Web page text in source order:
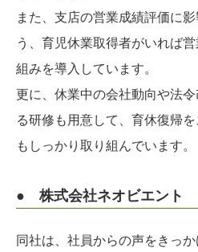
また、支店の営業成績評価に
う、育児休業取得者がいれば
組みを導入しています。
更に、休業中の会社動向や法
る研修も用意して、育休復帰
もしっかり取り組んでいます。
● 株式会社ネオビエント
同社は、社員からの声をきっ